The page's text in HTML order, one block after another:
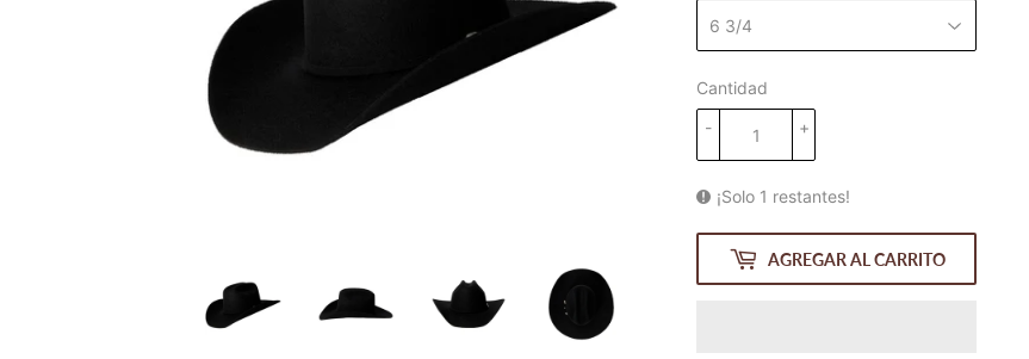
Cantidad
+
-
¡Solo 1 restantes!
AGREGAR AL CARRITO